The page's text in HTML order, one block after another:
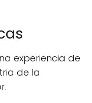
experiencia de
de la